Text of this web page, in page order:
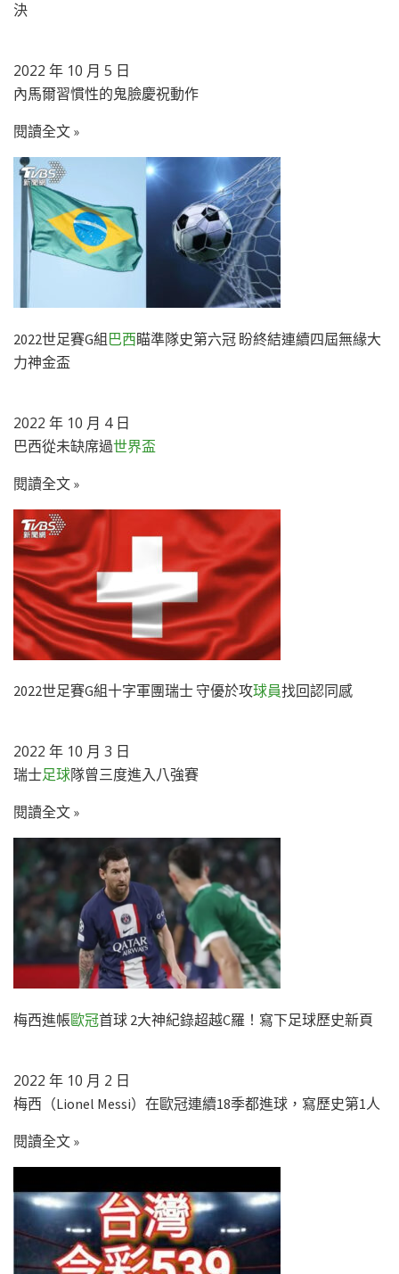
決
2022 年 10 月 5 日
內馬爾習慣性的鬼臉慶祝動作
閱讀全文 »
2022世足賽G組巴西瞄準隊史第六冠 盼終結連續四屆無緣大
力神金盃
2022 年 10 月 4 日
巴西從未缺席過世界盃
閱讀全文 »
2022世足賽G組十字軍團瑞士 守優於攻球員找回認同感
2022 年 10 月 3 日
瑞士足球隊曾三度進入八強賽
閱讀全文 »
梅西進帳歐冠首球 2大神紀錄超越C羅！寫下足球歷史新頁
2022 年 10 月 2 日
梅西（Lionel Messi）在歐冠連續18季都進球，寫歷史第1人
閱讀全文 »